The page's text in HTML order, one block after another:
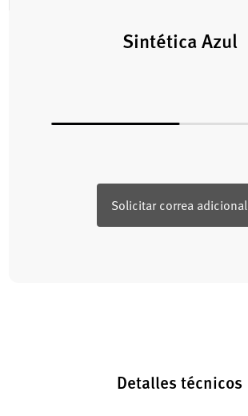
Sintética Azul
Solicitar correa adicional
Detalles técnicos